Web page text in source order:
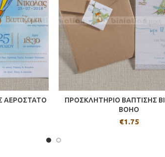
ΑΕΡΟΣΤΑΤΟ
ΠΡΟΣΚΛΗΤΗΡΙΟ ΒΑΠΤΙΣΗΣ
BOHO
€1.75